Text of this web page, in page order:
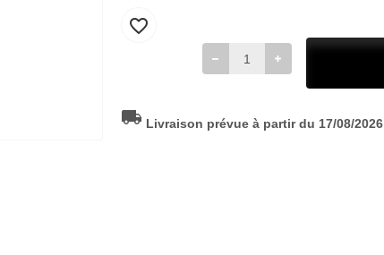
favorite_border
local_shipping Livraison prévue à partir du 17/08/2026